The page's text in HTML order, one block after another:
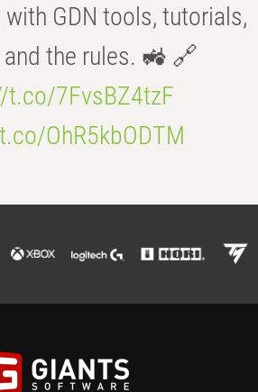
GDN tools, tutorials,
the rules. 🚜 🔗
t.co/7FvsBZ4tzF
OhR5kbODTM